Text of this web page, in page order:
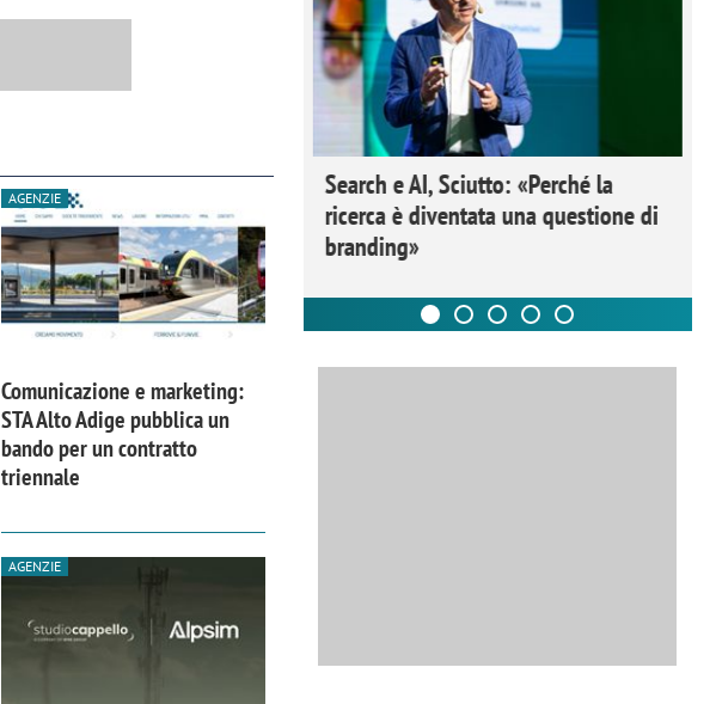
AGENZIE
Comunicazione e marketing:
STA Alto Adige pubblica un
bando per un contratto
triennale
AGENZIE
Search e AI, Sciutto: «Perché la
ricerca è diventata una questione di
branding»